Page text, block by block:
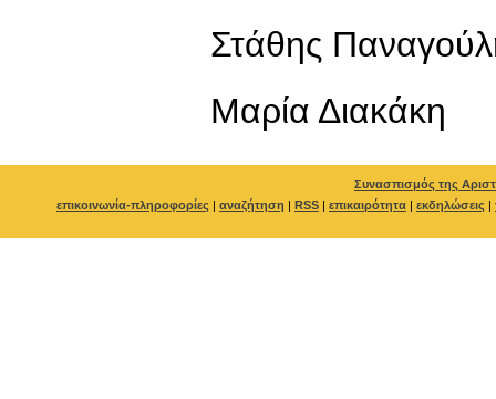
Στάθης
Μαρία Διακάκη
Συνασπισμός της
επικοινωνία-πληροφορίες | αναζήτηση | RSS | επικαιρότητα | εκδηλώσεις |